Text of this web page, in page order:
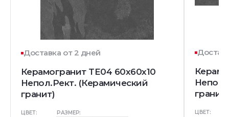
Доставка от 2 дней
Керамогранит TE04 60x60x10
Непол.Рект. (Керамический
гранит)
ЦВЕТ: РАЗМЕР:
гранит)
ЦВЕТ: